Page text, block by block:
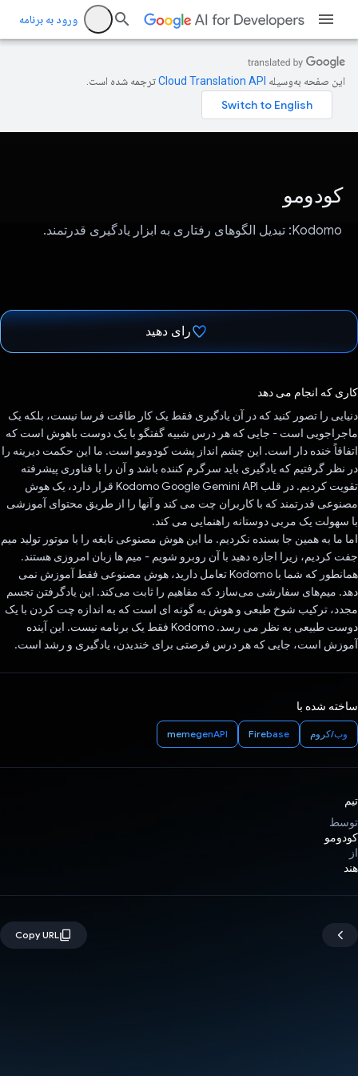
ورود به برنامه
این صفحه به‌وسیله ترجمه شده است.
کودومو
Kodomo: تبدیل الگوهای رفتاری به ابزار یادگیری قدرتمند.
رای دهید
کاری که انجام می دهد
دنیایی را تصور کنید که در آن یادگیری فقط یک کار طاقت فرسا نیست، بلکه یک
ماجراجویی است - جایی که هر درس شبیه گفتگو با یک دوست باهوش است که
اتفاقاً خنده دار است. این چشم انداز پشت کودومو است. ما این حکمت دیرینه را
در نظر گرفتیم که یادگیری باید سرگرم کننده باشد و آن را با فناوری پیشرفته
تقویت کردیم. در قلب Kodomo Google Gemini API قرار دارد، یک هوش
مصنوعی قدرتمند که با کاربران چت می کند و آنها را از طریق محتوای آموزشی
با سهولت یک مربی دوستانه راهنمایی می کند.
اما ما به همین جا بسنده نکردیم. ما این هوش مصنوعی نابغه را با موتور تولید میم
جفت کردیم، زیرا اجازه دهید با آن روبرو شویم - میم ها زبان امروزی هستند.
همانطور که شما با Kodomo تعامل دارید، هوش مصنوعی فقط آموزش نمی
دهد. میم‌های سفارشی می‌سازد که مفاهیم را ثابت می‌کند. این یادگرفتن تجسم
مجدد، ترکیب شوخ طبعی و هوش به گونه ای است که به اندازه چت کردن با یک
دوست طبیعی به نظر می رسد. Kodomo فقط یک برنامه نیست. این آینده
آموزش است، جایی که هر درس فرصتی برای خندیدن، یادگیری و رشد است.
ساخته شده با
وب/کروم Firebase
memegenAPI
تیم
توسط
کودومو
از
هند